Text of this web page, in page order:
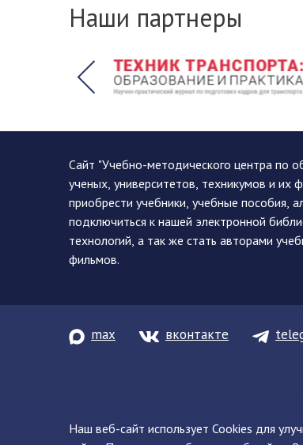
Наши партнеры
Наш веб-сайт использует Cookies для
Сайт "Учебно-методического центра по
ученых, университетов, техникумов и
приобрести учебники, учебные пособия,
подключиться к нашей электронной
технологий, а так же стать авторами
фильмов.
max вконтакте